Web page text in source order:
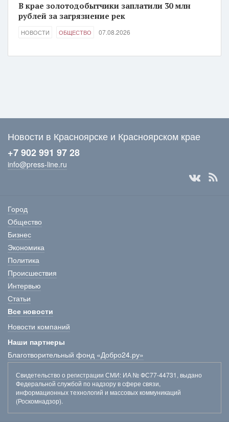
В крае золотодобытчики заплатили 30 млн
рублей за загрязнение рек
НОВОСТИ ОБЩЕСТВО 07.08.2026
Новости в Красноярске и Красноярском крае
+7 902 991 97 28
info@press-line.ru
Город
Общество
Бизнес
Экономика
Политика
Происшествия
Интервью
Статьи
Все новости
Новости компаний
Наши партнеры
Благотворительный фонд «Добро24.ру»
Свидетельство о регистрации СМИ: ИА № ФС77-44731, выдано
Федеральной службой по надзору в сфере связи,
информационных технологий и массовых коммуникаций
(Роскомнадзор).